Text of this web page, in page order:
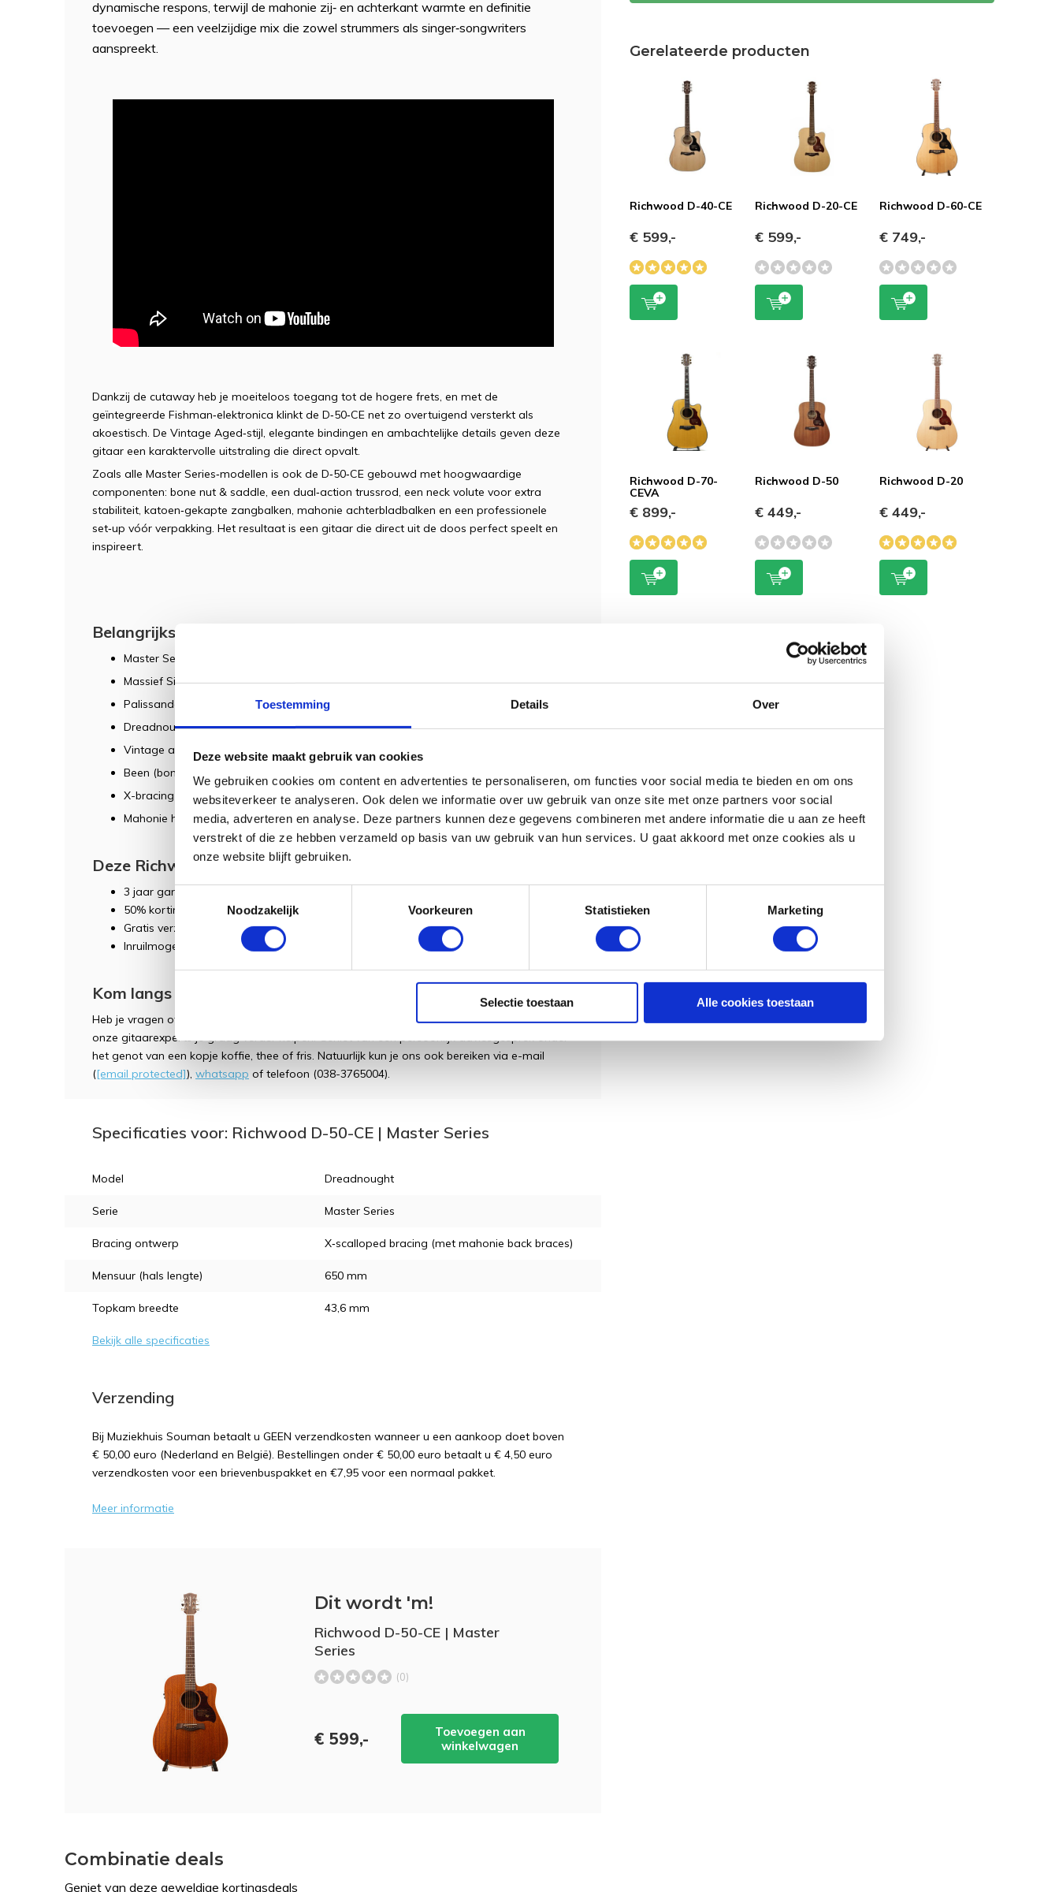
Toestemming Details Over
Deze website maakt gebruik van cookies
We gebruiken cookies om content en advertenties te personaliseren, om functies voor social media te bieden en om ons
websiteverkeer te analyseren. Ook delen we informatie over uw gebruik van onze site met onze partners voor social
media, adverteren en analyse. Deze partners kunnen deze gegevens combineren met andere informatie die u aan ze heeft
verstrekt of die ze hebben verzameld op basis van uw gebruik van hun services. U gaat akkoord met onze cookies als u
onze website blijft gebruiken.
Toestemmingsselectie
Noodzakelijk
Voorkeuren Statistieken Marketing
Selectie toestaan Alle cookies toestaan
dynamische respons, terwijl de mahonie zij‑ en achterkant warmte en definitie
toevoegen — een veelzijdige mix die zowel strummers als singer‑songwriters
aanspreekt.
Dankzij de cutaway heb je moeiteloos toegang tot de hogere frets, en met de
geïntegreerde Fishman‑elektronica klinkt de D‑50‑CE net zo overtuigend versterkt als
akoestisch. De Vintage Aged‑stijl, elegante bindingen en ambachtelijke details geven deze
gitaar een karaktervolle uitstraling die direct opvalt.
Zoals alle Master Series‑modellen is ook de D‑50‑CE gebouwd met hoogwaardige
componenten: bone nut & saddle, een dual‑action trussrod, een neck volute voor extra
stabiliteit, katoen‑gekapte zangbalken, mahonie achterbladbalken en een professionele
set‑up vóór verpakking. Het resultaat is een gitaar die direct uit de doos perfect speelt en
inspireert.
Belangrijkste kenmerken
Master Series: handgemaakt met premium tonewoods
Massief Sitka sparren bovenblad (A-grade)
Palissander zij- en achterkant voor heldere, krachtige klank
Dreadnought body: vol, luid en rijk in het laag
Vintage aged afwerking met herringbone details
Been (bone) topkam en brugzadel voor betere sustain
X-bracing (scalloped) voor optimale resonantie
Mahonie hals + palissander toets (comfort & stabiliteit)
Deze Richwood wordt geleverd inclusief:
3 jaar garantie
50% korting op eersteservicebeurt
(binnen 6 maanden)
Gratis verzending
Inruilmogelijkheid
Kom langs in onze showroom!
Heb je vragen of wil je het instrument zelf uitproberen? Kom dan langs in onzewinkel, waar
onze gitaarexperts je graag verder helpen. Geniet van een persoonlijk adviesgesprek onder
het genot van een kopje koffie, thee of fris. Natuurlijk kun je ons ook bereiken via e-mail
([email protected]), whatsapp of telefoon (038-3765004).
Specificaties voor: Richwood D-50-CE | Master Series
Model Dreadnought
Serie Master Series
Bracing ontwerp X‑scalloped bracing (met mahonie back braces)
Mensuur (hals lengte) 650 mm
Topkam breedte 43,6 mm
Bekijk alle specificaties
Verzending
Bij Muziekhuis Souman betaalt u GEEN verzendkosten wanneer u een aankoop doet boven
€ 50,00 euro (Nederland en België). Bestellingen onder € 50,00 euro betaalt u € 4,50 euro
verzendkosten voor een brievenbuspakket en €7,95 voor een normaal pakket.
Meer informatie
Dit wordt 'm!
Richwood D-50-CE | Master
Series
(0)
€ 599,-
Toevoegen aan
winkelwagen
Gerelateerde producten
Richwood D-40-CE
€ 599,-
Richwood D-20-CE
€ 599,-
Richwood D-60-CE
€ 749,-
Richwood D-70-
CEVA
€ 899,-
Richwood D-50
€ 449,-
Richwood D-20
€ 449,-
Combinatie deals
Geniet van deze geweldige kortingsdeals